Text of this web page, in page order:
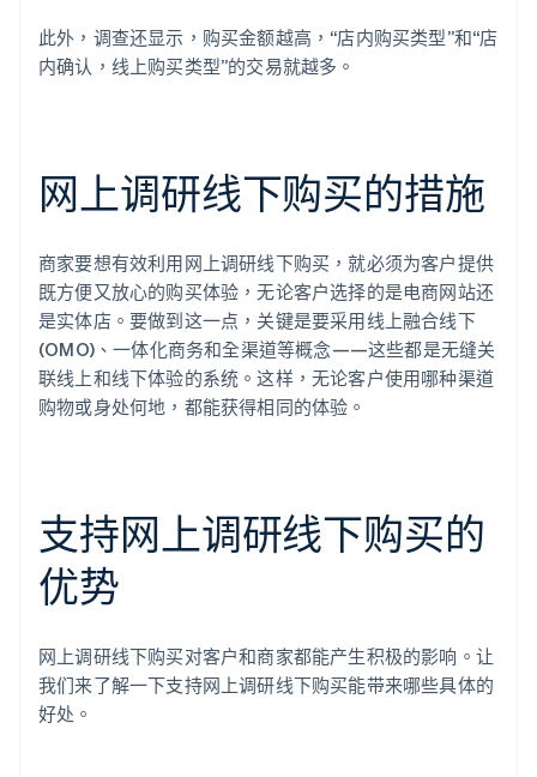
此外，调查还显示，购买金额越高，“店内购买类型”和“店
内确认，线上购买类型”的交易就越多。
网上调研线下购买的措施
商家要想有效利用网上调研线下购买，就必须为客户提供
既方便又放心的购买体验，无论客户选择的是电商网站还
是实体店。要做到这一点，关键是要采用线上融合线下
(OMO)、一体化商务和全渠道等概念——这些都是无缝关
联线上和线下体验的系统。这样，无论客户使用哪种渠道
购物或身处何地，都能获得相同的体验。
支持网上调研线下购买的
优势
网上调研线下购买对客户和商家都能产生积极的影响。让
我们来了解一下支持网上调研线下购买能带来哪些具体的
好处。